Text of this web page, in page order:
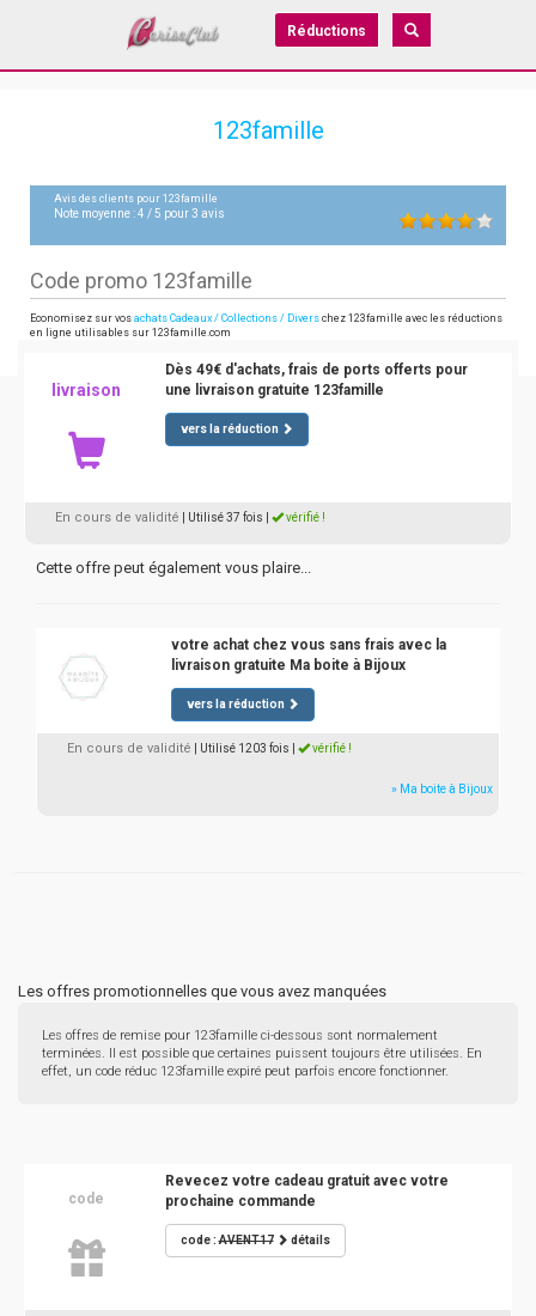
Réductions
123famille
Avis des clients pour 123famille
Note moyenne :4 /5 pour3 avis
Code promo 123famille
Economisez sur vos achats Cadeaux / Collections / Divers chez 123famille avec les réductions
en ligne utilisables sur 123famille.com
livraison
Dès 49€ d'achats, frais de ports offerts pour
une livraison gratuite 123famille
vers la réduction
En cours de validité | Utilisé 37 fois vérifié !
Cette offre peut également vous plaire...
votre achat chez vous sans frais avec la
livraison gratuite Ma boite à Bijoux
vers la réduction
En cours de validité | Utilisé 1203 fois vérifié !
» Ma boite à Bijoux
Les offres promotionnelles que vous avez manquées
Les offres de remise pour 123famille ci-dessous sont normalement
terminées. Il est possible que certaines puissent toujours être utilisées. En
effet, un code réduc 123famille expiré peut parfois encore fonctionner.
code
Revecez votre cadeau gratuit avec votre
prochaine commande
code :AVENT17 détails